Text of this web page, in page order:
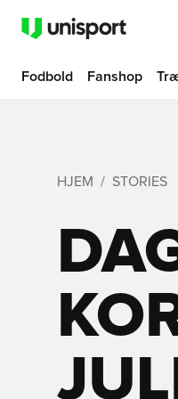
Fodbold Fanshop
HJEM STORIES